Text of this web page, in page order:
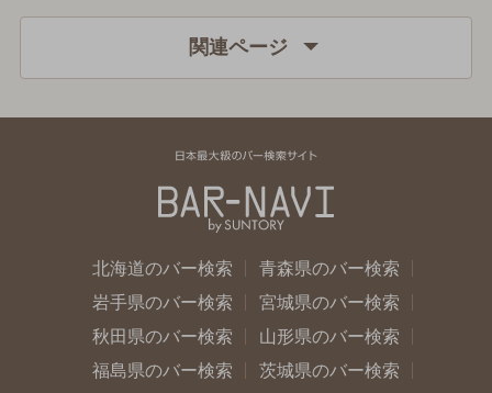
関連ページ
北海道のバー検索
青森県のバー検索
岩手県のバー検索
宮城県のバー検索
秋田県のバー検索
山形県のバー検索
福島県のバー検索
茨城県のバー検索